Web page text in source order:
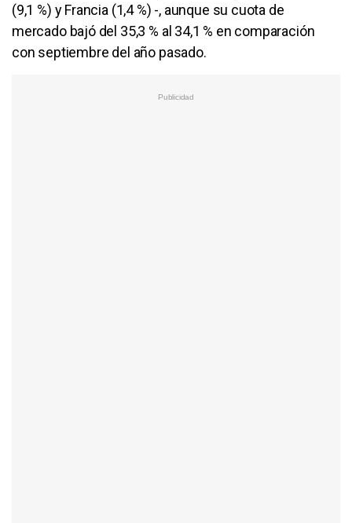
(9,1 %) y Francia (1,4 %) -, aunque su cuota de
mercado bajó del 35,3 % al 34,1 % en comparación
con septiembre del año pasado.